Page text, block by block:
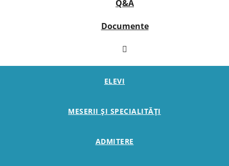
Q&A
Documente
ELEVI
MESERII ȘI SPECIALITĂȚI
ADMITERE